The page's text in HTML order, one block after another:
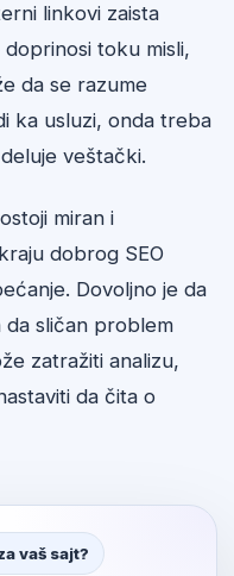
linkovi zaista
toku misli,
da se razume
ka usluzi, onda treba
veštački.
miran i
dobrog SEO
Dovoljno je da
da sličan problem
zatražiti analizu,
da čita o
vaš sajt?